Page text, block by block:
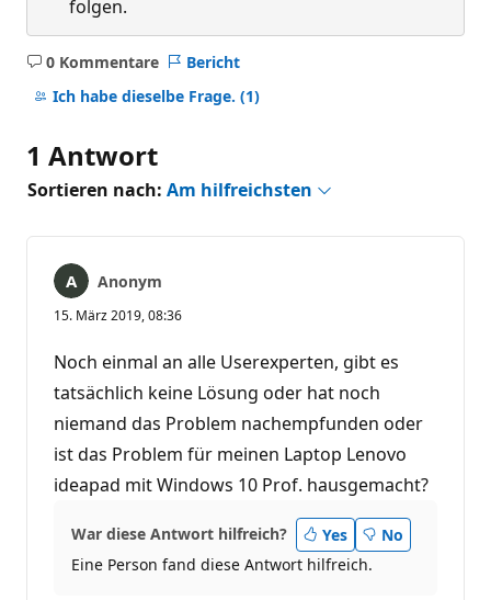
folgen.
0 Kommentare
Keine
Kommentare
Bericht
Ich habe dieselbe Frage. (1)
1 Antwort
Sortieren nach: Am hilfreichsten
Anonym
15. März 2019, 08:36
Noch einmal an alle Userexperten, gibt es
tatsächlich keine Lösung oder hat noch
niemand das Problem nachempfunden oder
ist das Problem für meinen Laptop Lenovo
ideapad mit Windows 10 Prof. hausgemacht?
War diese Antwort hilfreich? Yes
No
Eine Person fand diese Antwort hilfreich.